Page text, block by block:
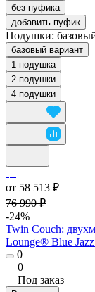
без пуфика
добавить пуфик
Подушки:
базовый вариант
1 подушка
2 подушки
4 подушки
от 58 513 ₽
76 990 ₽
-24%
Twin Couch:
Lounge® Blue
0
0
Под заказ